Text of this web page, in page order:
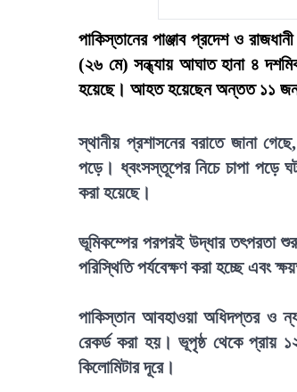
পাকিস্তানের পাঞ্জাব প্রদেশ ও
(২৬ মে) সন্ধ্যায় আঘাত হানা ৪
হয়েছে। আহত হয়েছেন অন্তত ১১
স্থানীয় প্রশাসনের বরাতে জানা
পড়ে। ধ্বংসস্তূপের নিচে চাপা পড়ে
করা হয়েছে।
ভূমিকম্পের পরপরই উদ্ধার তৎপরতা
পরিস্থিতি পর্যবেক্ষণ করা হচ্ছে এবং
পাকিস্তান আবহাওয়া অধিদপ্তর ও
রেকর্ড করা হয়। ভূপৃষ্ঠ থেকে প্রায়
কিলোমিটার দূরে।